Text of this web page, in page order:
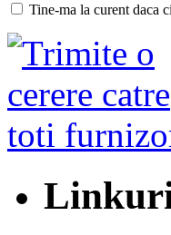
Tine-ma la curent daca